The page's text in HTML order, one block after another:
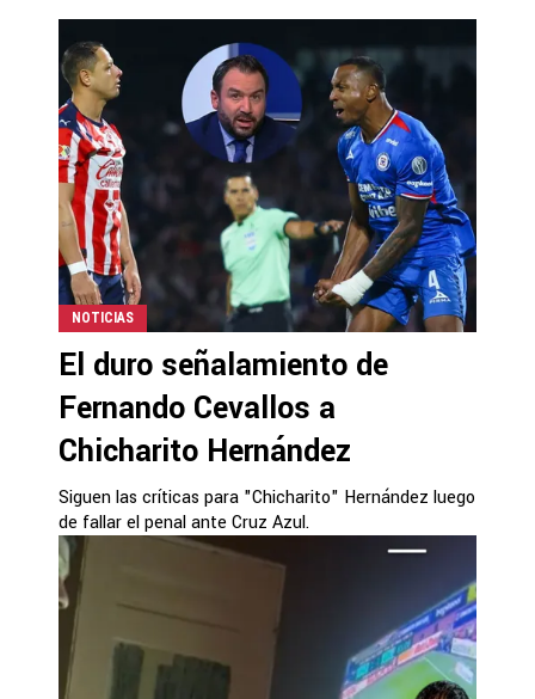
NOTICIAS
El duro señalamiento de
Fernando Cevallos a
Chicharito Hernández
Siguen las críticas para "Chicharito" Hernández luego
de fallar el penal ante Cruz Azul.